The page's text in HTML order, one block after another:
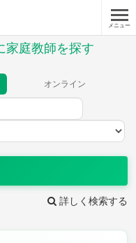
メニュー
家庭教師を探す
オンライン
詳しく検索する